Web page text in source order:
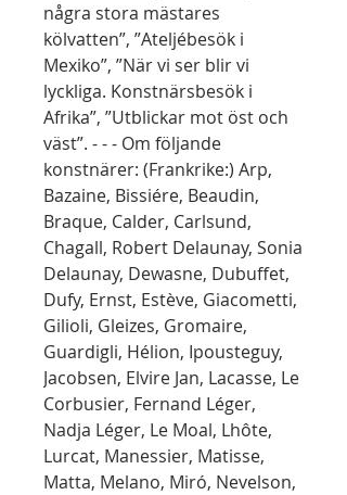
några stora mästares
kölvatten”, ”Ateljébesök i
Mexiko”, ”När vi ser blir vi
lyckliga. Konstnärsbesök i
Afrika”, ”Utblickar mot öst och
väst”. - - - Om följande
konstnärer: (Frankrike:) Arp,
Bazaine, Bissiére, Beaudin,
Braque, Calder, Carlsund,
Chagall, Robert Delaunay, Sonia
Delaunay, Dewasne, Dubuffet,
Dufy, Ernst, Estève, Giacometti,
Gilioli, Gleizes, Gromaire,
Guardigli, Hélion, Ipousteguy,
Jacobsen, Elvire Jan, Lacasse, Le
Corbusier, Fernand Léger,
Nadja Léger, Le Moal, Lhôte,
Lurcat, Manessier, Matisse,
Matta, Melano, Miró, Nevelson,